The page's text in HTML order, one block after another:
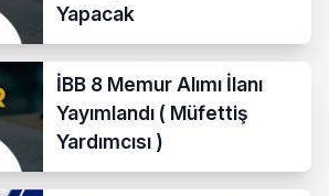
Yapacak
İBB 8 Memur Alımı İlanı
Yayımlandı ( Müfettiş
Yardımcısı )